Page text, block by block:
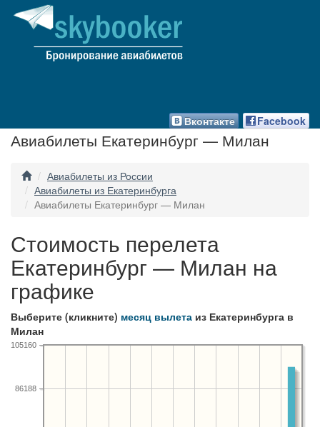
Facebook
Вконтакте
Авиабилеты Екатеринбург — Милан
Авиабилеты из России
Авиабилеты из Екатеринбурга
Авиабилеты Екатеринбург — Милан
Стоимость перелета
Екатеринбург — Милан на
графике
Выберите (кликните) месяц вылета из Екатеринбурга в
Милан
86188
105160